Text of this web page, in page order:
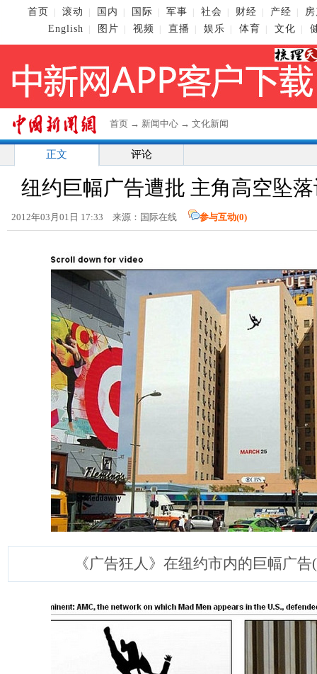
首页 滚动 国内 国际 军事 社会 财经 产经
English
图片 视频 直播 娱乐 体育 文化
首页 → 新闻中心 → 文化新闻
正文 评论
纽约巨幅广告遭批 主角高空坠落
2012年03月01日 17:33 来源：国际在线 参与互动(0)
《广告狂人》在纽约市内的巨幅广